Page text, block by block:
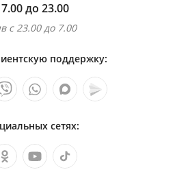
до 23.00
с 23.00 до 7.00
поддержку:
сетях: